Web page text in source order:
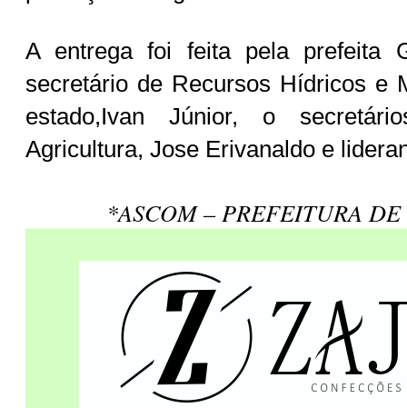
A entrega foi feita pela prefeita
secretário de Recursos Hídricos e
estado,Ivan Júnior, o
Agricultura, Jose Erivanaldo e
*ASCOM – PREFEITURA DE